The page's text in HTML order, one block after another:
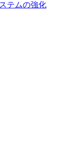
テムの強化